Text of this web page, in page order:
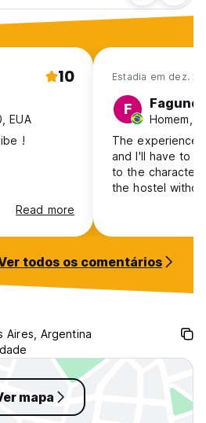
10
EUA
!
Read more
Estadia em dez.
F
Homem,
The experience
and I'll have to
to the character
the hostel
attendant
found a public
stayed in was
frying food
and the guests
loudly and
todos os comentários
Aires, Argentina
mapa